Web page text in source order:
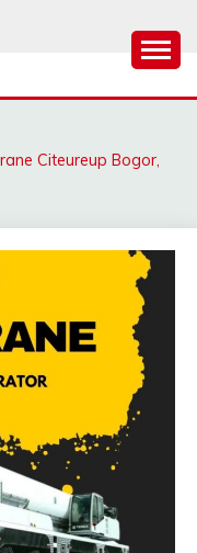
|
|
Citeureup Bogor,